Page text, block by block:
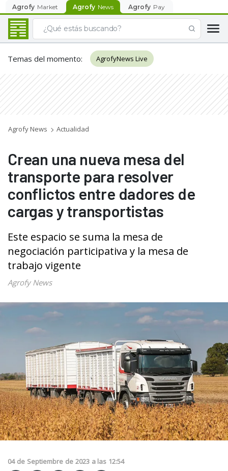
Agrofy Market Agrofy News Agrofy Pay
Temas del momento: AgrofyNews Live
Agrofy News Actualidad
Crean una nueva mesa del
transporte para resolver
conflictos entre dadores de
cargas y transportistas
Este espacio se suma la mesa de
negociación participativa y la mesa de
trabajo vigente
Agrofy News
04 de Septiembre de 2023 a las 12:54